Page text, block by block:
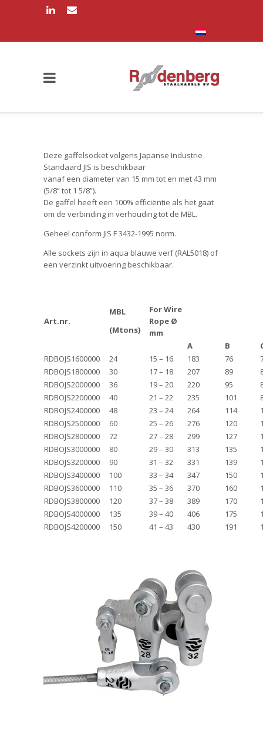
Deze gaffelsocket volgens Japanse Industrie
Standaard JIS is beschikbaar
vanaf een diameter van 15 mm tot en met 43 mm
(5/8” tot 1 5/8”).
De gaffel heeft een 100% efficiëntie als het gaat
om de verbinding in verhouding tot de MBL.
Geheel conform JIS F 3432-1995 norm.
Alle sockets zijn in aqua blauwe verf (RAL5018) of
een verzinkt uitvoering beschikbaar.
Art.nr.
MBL
For Wire
Rope Ø
mm
(Mtons)
A
B
RDBOJS1600000
24 15 – 16 183 76
RDBOJS1800000
30 17 – 18 207 89
RDBOJS2000000
36 19 – 20 220 95
RDBOJS2200000
40 21 – 22 235 101
RDBOJS2400000
48 23 – 24 264 114
RDBOJS2500000
60 25 – 26 276 120
RDBOJS2800000
72 27 – 28 299 127
RDBOJS3000000
80 29 – 30 313 135
RDBOJS3200000
90 31 – 32 331 139
RDBOJS3400000
100 33 – 34 347 150
RDBOJS3600000
110 35 – 36 370 160
RDBOJS3800000
120 37 – 38 389 170
RDBOJS4000000
135 39 – 40 406 175
RDBOJS4200000
150 41 – 43 430 191